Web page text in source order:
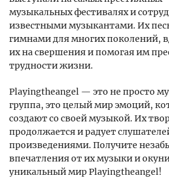
музыкальных фестивалях и
известными музыкантами. Их
гимнами для многих поколений,
их на свершения и помогая им
трудности жизни.
Playingtheangel — это не просто
группа, это целый мир эмоций,
создают со своей музыкой. Их
продолжается и радует
произведениями. Получите
впечатления от их музыки и
уникальный мир Playingtheangel!